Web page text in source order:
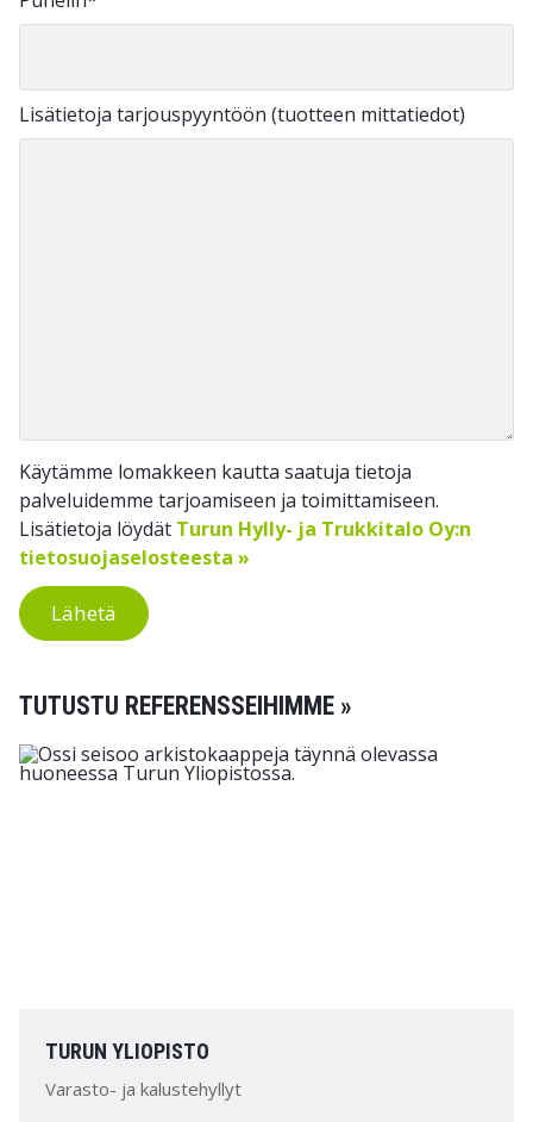
Lisätietoja tarjouspyyntöön (tuotteen mittatiedot)
Käytämme lomakkeen kautta saatuja tietoja
palveluidemme tarjoamiseen ja toimittamiseen.
Lisätietoja löydät Turun Hylly- ja Trukkitalo Oy:n
tietosuojaselosteesta »
Lähetä
TUTUSTU REFERENSSEIHIMME »
TURUN YLIOPISTO
Varasto- ja kalustehyllyt